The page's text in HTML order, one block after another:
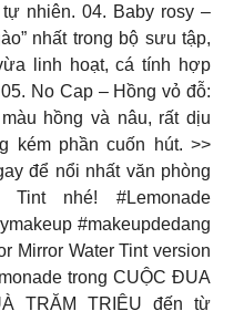
nhiên. 04. Baby rosy –
nhất trong bộ sưu tập,
linh hoạt, cá tính hợp
No Cap – Hồng vỏ đỗ:
hồng và nâu, rất dịu
kém phần cuốn hút. >>
để nổi nhất văn phòng
nhé! #Lemonade
#makeupdedang
Mirror Water Tint version
trong CUỘC ĐUA
TRĂM TRIỆU đến từ